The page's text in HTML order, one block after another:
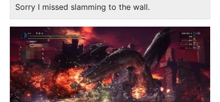
Sorry I missed slamming to the wall.